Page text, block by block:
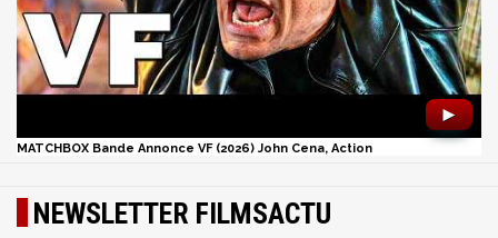
►
MATCHBOX Bande Annonce VF (2026) John Cena, Action
NEWSLETTER FILMSACTU